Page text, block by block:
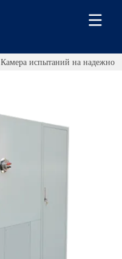
Камера испытаний на